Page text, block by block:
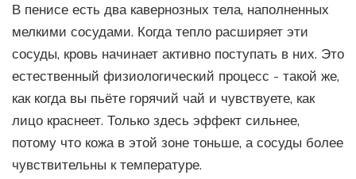
В пенисе есть два кавернозных тела, наполненных
мелкими сосудами. Когда тепло расширяет эти
сосуды, кровь начинает активно поступать в них. Это
естественный физиологический процесс - такой же,
как когда вы пьёте горячий чай и чувствуете, как
лицо краснеет. Только здесь эффект сильнее,
потому что кожа в этой зоне тоньше, а сосуды более
чувствительны к температуре.